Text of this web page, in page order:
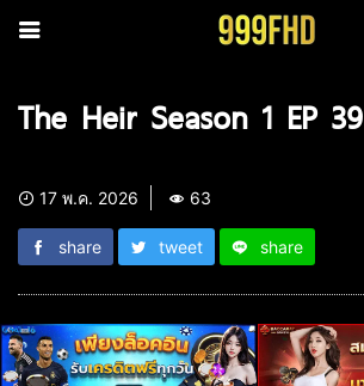
The Heir Season 1 EP 39
17 พ.ค. 2026 63
share tweet share